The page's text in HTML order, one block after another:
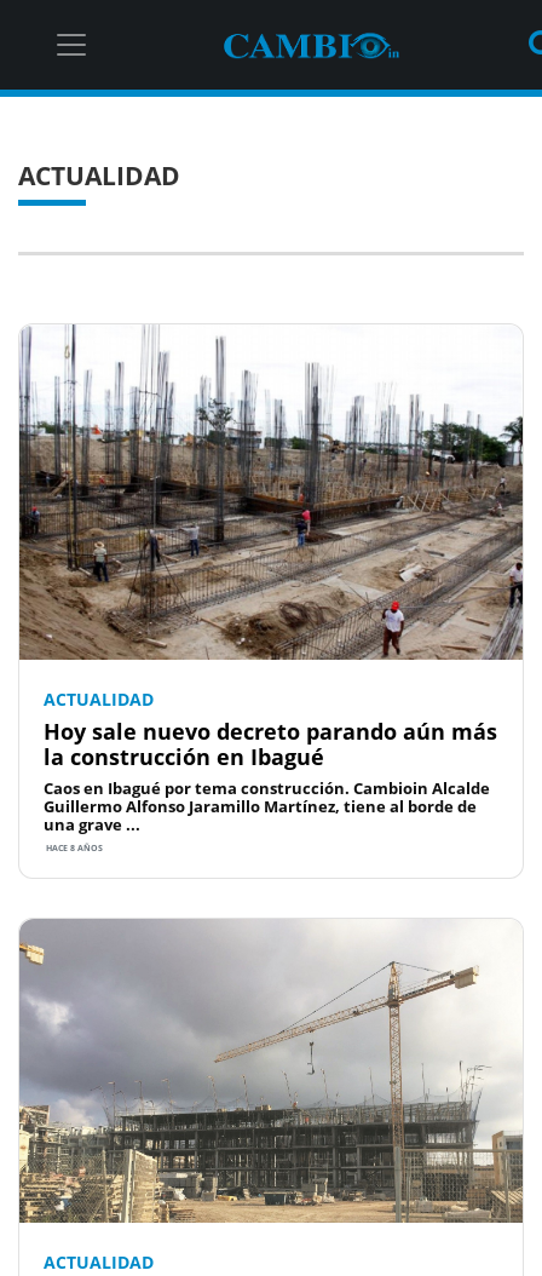
ACTUALIDAD
ACTUALIDAD
Hoy sale nuevo decreto parando aún más
la construcción en Ibagué
Caos en Ibagué por tema construcción. Cambioin Alcalde
Guillermo Alfonso Jaramillo Martínez, tiene al borde de
una grave ...
HACE 8 AÑOS
ACTUALIDAD